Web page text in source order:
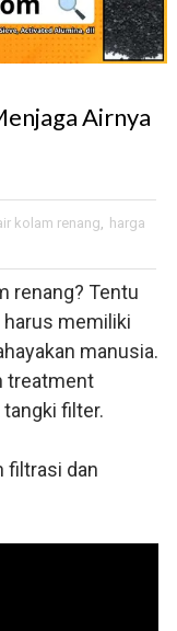
Airnya
kolam renang
harga
renang? Tentu
harus memiliki
manusia.
treatment
filter.
filtrasi dan